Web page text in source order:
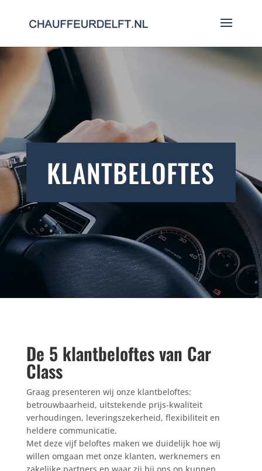
KLANTBELOFTES
De 5 klantbeloftes van Car
Class
Graag presenteren wij onze klantbeloftes:
betrouwbaarheid, uitstekende prijs-kwaliteit
verhoudingen, leveringszekerheid, flexibiliteit en
heldere communicatie.
Met deze vijf beloftes maken we duidelijk hoe wij
willen omgaan met onze klanten, werknemers en